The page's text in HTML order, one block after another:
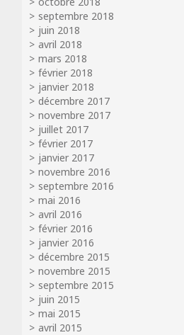
septembre 2018
juin 2018
avril 2018
mars 2018
février 2018
janvier 2018
décembre 2017
novembre 2017
juillet 2017
février 2017
janvier 2017
novembre 2016
septembre 2016
mai 2016
avril 2016
février 2016
janvier 2016
décembre 2015
novembre 2015
septembre 2015
juin 2015
mai 2015
avril 2015